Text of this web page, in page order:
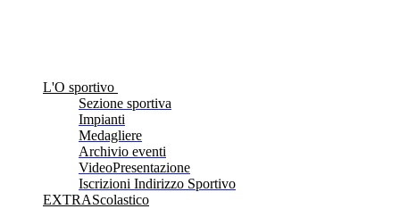
L'O sportivo
Sezione sportiva
Impianti
Medagliere
Archivio eventi
VideoPresentazione
Iscrizioni Indirizzo Sportivo
EXTRAScolastico